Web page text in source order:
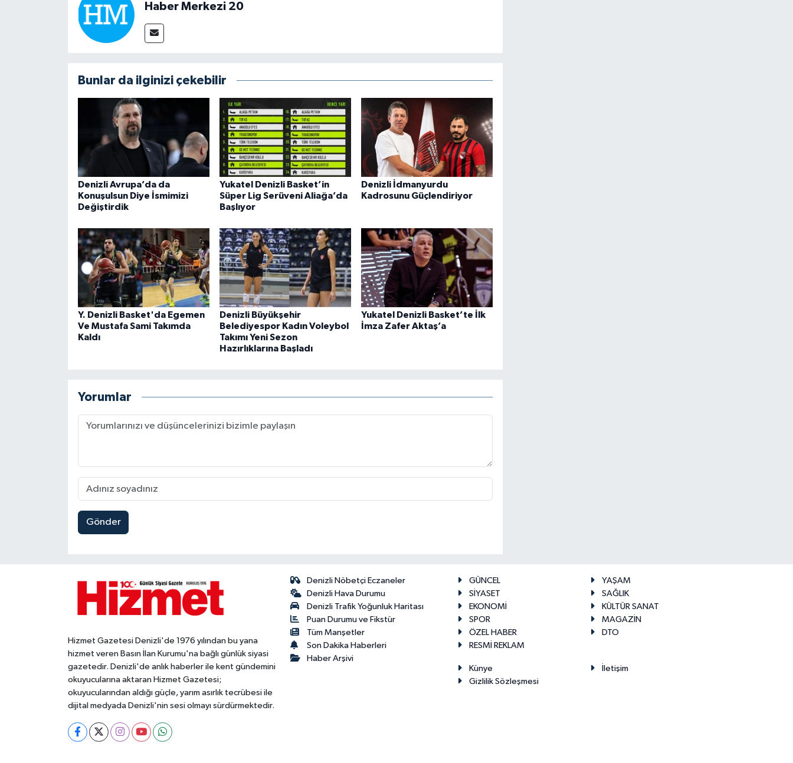
Haber Merkezi 20
Bunlar da ilginizi çekebilir
Denizli Avrupa’da da
Konuşulsun Diye İsmimizi
Değiştirdik
Yukatel Denizli Basket’in
Süper Lig Serüveni Aliağa’da
Başlıyor
Denizli İdmanyurdu
Kadrosunu Güçlendiriyor
Y. Denizli Basket'da Egemen
Ve Mustafa Sami Takımda
Kaldı
Denizli Büyükşehir
Belediyespor Kadın Voleybol
Takımı Yeni Sezon
Hazırlıklarına Başladı
Yukatel Denizli Basket’te İlk
İmza Zafer Aktaş’a
Yorumlar
Gönder
Hizmet Gazetesi Denizli'de 1976 yılından bu yana
hizmet veren Basın İlan Kurumu'na bağlı günlük siyasi
gazetedir. Denizli'de anlık haberler ile kent gündemini
okuyucularına aktaran Hizmet Gazetesi;
okuyucularından aldığı güçle, yarım asırlık tecrübesi ile
dijital medyada Denizli'nin sesi olmayı sürdürmektedir.
Denizli Nöbetçi Eczaneler
Denizli Hava Durumu
Denizli Trafik Yoğunluk Haritası
Puan Durumu ve Fikstür
Tüm Manşetler
Son Dakika Haberleri
Haber Arşivi
GÜNCEL
YAŞAM
SİYASET
SAĞLIK
EKONOMİ
KÜLTÜR SANAT
SPOR
MAGAZİN
ÖZEL HABER
DTO
RESMİ REKLAM
Künye
İletişim
Gizlilik Sözleşmesi